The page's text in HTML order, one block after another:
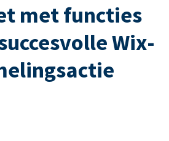
met functies
Wix-